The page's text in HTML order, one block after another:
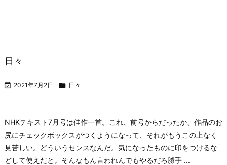
日々
 2021年7月2日  日々
NHKテキスト7月号は佳作一首。これ、前号からだったか、作品のお
尻にチェックボックスがつくようになって、それがもうこの上なく
見苦しい。どういうセンスなんだ。気になったものに印をつけるな
どして使えだと。そんなもん言われんでもやるだろ勝手 ...